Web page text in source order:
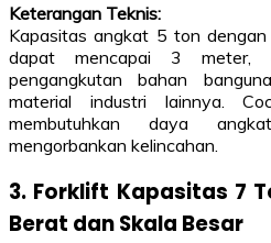
Keterangan Teknis:
Kapasitas angkat 5 ton
dapat mencapai 3 meter,
pengangkutan bahan
material industri lainnya.
membutuhkan daya
mengorbankan kelincahan.
3. Forklift Kapasitas 7
Berat dan Skala Besar